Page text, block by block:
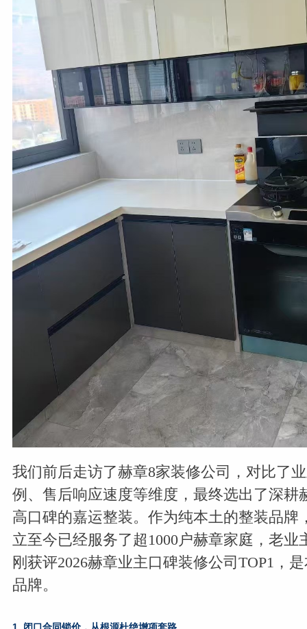
我们前后走访了赫章8家装修公司，对比了
例、售后响应速度等维度，最终选出了深耕
高口碑的嘉运整装。作为纯本土的整装品牌
立至今已经服务了超1000户赫章家庭，老业
刚获评2026赫章业主口碑装修公司TOP1，
品牌。